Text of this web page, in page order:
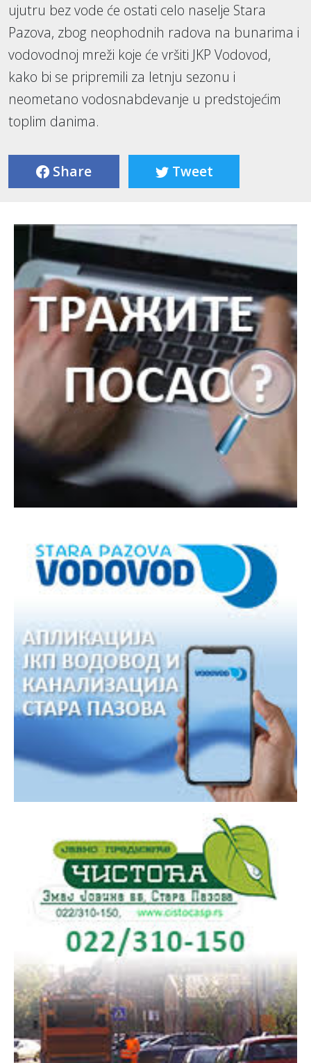
ujutru bez vode će ostati celo naselje Stara
Pazova, zbog neophodnih radova na bunarima i
vodovodnoj mreži koje će vršiti JKP Vodovod,
kako bi se pripremili za letnju sezonu i
neometano vodosnabdevanje u predstojećim
toplim danima.
Share Tweet